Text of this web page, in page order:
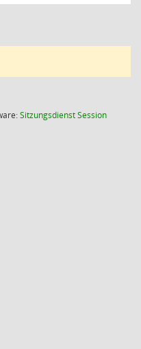
SitzungsdienstSession(Wird in